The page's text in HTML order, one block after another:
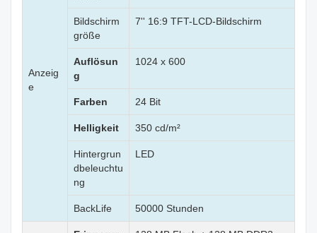
Anzeig
e
Bildschirm
größe
7'' 16:9 TFT-LCD-Bildschirm
Auflösun
g
1024 x 600
Farben 24 Bit
Helligkeit 350 cd/m²
Hintergrun
dbeleuchtu
ng
LED
BackLife 50000 Stunden